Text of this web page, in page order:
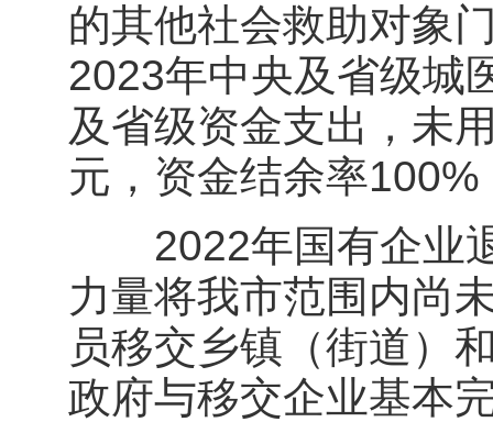
的其他社会救助对象
2023年中央及省级城
及省级资金支出，未
元，资金结余率
2022年国有企业退
力量将我市范围内尚
员移交乡镇（街道）
政府与移交企业基本